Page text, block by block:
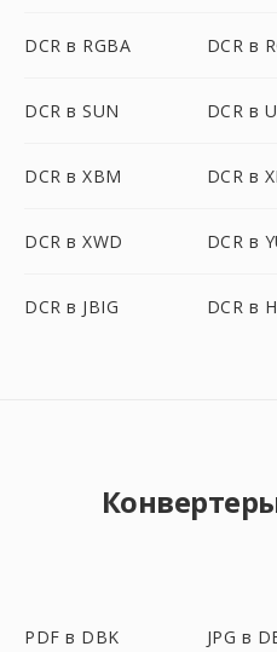
DCR в RGBA DCR в
DCR в SUN DCR в
DCR в XBM DCR в
DCR в XWD DCR в
DCR в JBIG DCR в
PDF в DBK JPG в